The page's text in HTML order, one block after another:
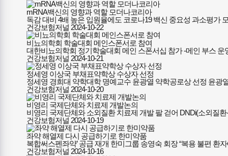
mRNA백신의 영향과 역할 모더나코리아
독감 대비 4배 높은 입원율에도 코로나19 백신 중요성 과소평가
건강보험저널 2024-10-22
비뇨의학회 학술대회 메인스폰서로 참여
대한비뇨의학회 정기학술대회 메인 스폰서십 참가 -메인 부스
건강보험저널 2024-10-21
정세영 이상국 부채표약학상 수상자 선정
정세영 경희대 약학대학 명예교수 윤광열 약학공로상 선정 윤광
건강보험저널 2024-10-20
비영리 국제단체와 치료제 개발논의
비영리 국제단체와 소외질환 치료제 개발 팔 걷어 DNDi(소외질
건강보험저널 2024-10-19
좌약 해열제 다시 공급하기로 한미약품
복합써스펜좌약’ 공급 재개 한미그룹 송영숙 회장 “복용 불편 환
건강보험저널 2024-10-16